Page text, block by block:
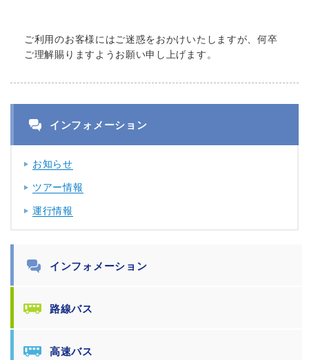
ご利用のお客様にはご迷惑をおかけいたしますが、何卒
ご理解賜りますようお願い申し上げます。
インフォメーション
お知らせ
ツアー情報
運行情報
インフォメーション
路線バス
高速バス